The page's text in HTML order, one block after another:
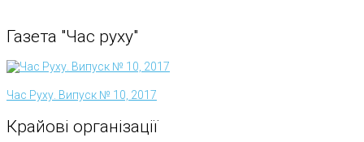
Газета "Час руху"
Час Руху. Випуск № 10, 2017
Крайові організації